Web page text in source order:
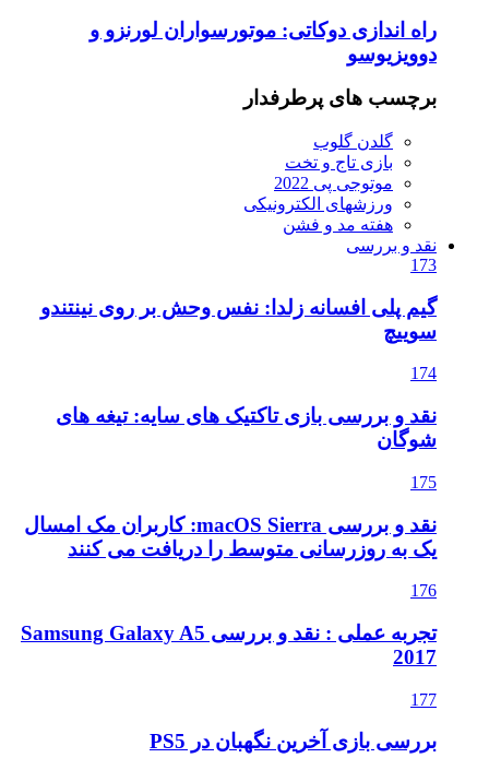
راه اندازی دوکاتی: موتورسواران لورنزو و
دوویزیوسو
برچسب های پرطرفدار
گلدن گلوب
بازی تاج و تخت
موتوجی پی 2022
ورزشهای الکترونیکی
هفته مد و فشن
نقد و بررسی
173
گیم پلی افسانه زلدا: نفس وحش بر روی نینتندو
سوییچ
174
نقد و بررسی بازی تاکتیک های سایه: تیغه های
شوگان
175
نقد و بررسی macOS Sierra: کاربران مک امسال
یک به روزرسانی متوسط را دریافت می کنند
176
تجربه عملی : نقد و بررسی Samsung Galaxy A5
2017
177
بررسی بازی آخرین نگهبان در PS5